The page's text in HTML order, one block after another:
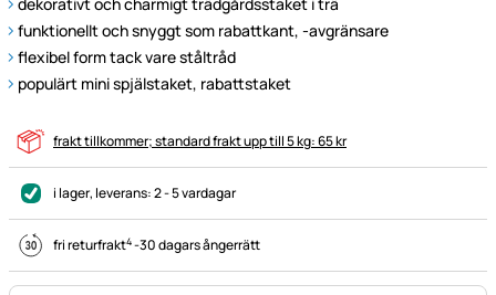
funktionellt och snyggt som rabattkant, -avgränsare
flexibel form tack vare ståltråd
populärt mini spjälstaket, rabattstaket
frakt tillkommer; standard frakt upp till 5 kg: 65 kr
i lager, leverans:2 - 5 vardagar
fri returfrakt4-30 dagars ångerrätt